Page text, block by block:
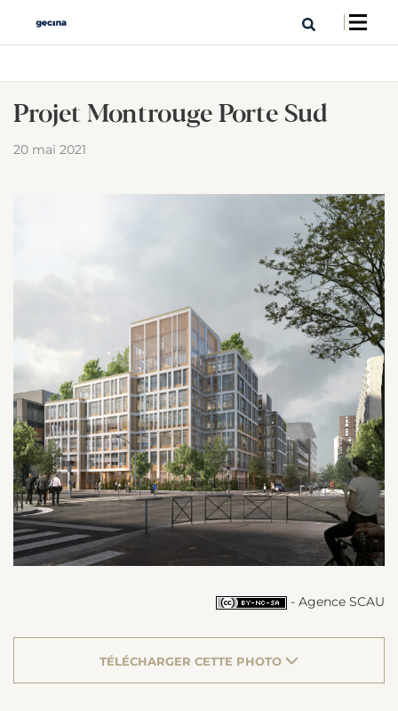
Projet Montrouge Porte Sud
20 mai 2021
- Agence SCAU
TÉLÉCHARGER CETTE PHOTO